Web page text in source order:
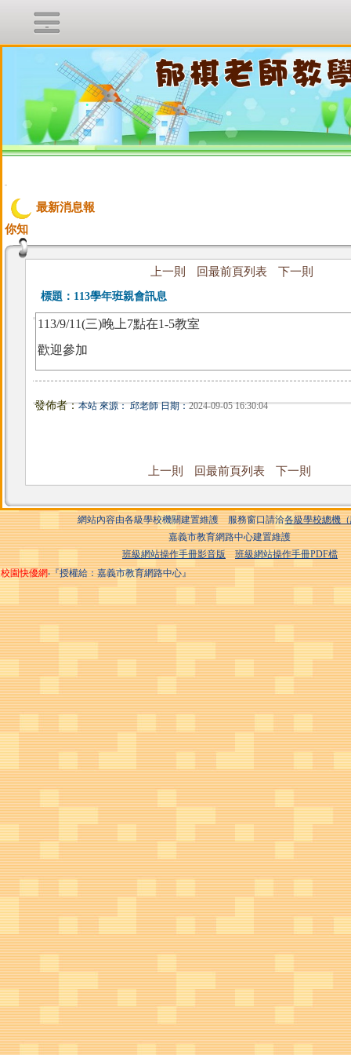
.
:::
最新消息報
你知
上一則 回最前頁列表 下一則
標題： 113學年班親會訊息
113/9/11(三)晚上7點在1-5教室
歡迎參加
發佈者：本站 來源： 邱老師 日期：2024-09-05 16:30:04
上一則 回最前頁列表 下一則
網站內容由各級學校機關建置維護 服務窗口請洽各級學校總機
嘉義市教育網路中心建置維護
班級網站操作手冊影音版
班級網站操作手冊PDF檔
校園快優網‧『授權給：嘉義市教育網路中心』